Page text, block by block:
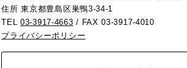
住所 東京都豊島区巣鴨3-34-1
TEL03-3917-4663 / FAX 03-3917-4010
プライバシーポリシー